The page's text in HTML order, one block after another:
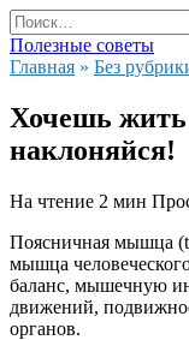
Перейти
к
содержанию
Search
for:
Полезные советы
Главная » Без
Хочешь
наклоняйся!
На чтение 2 мин
Поясничная мышца
мышца
баланс, мышечную
движений,
органов.